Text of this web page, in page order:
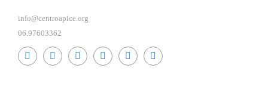
info@centroapice.org
06.97603362